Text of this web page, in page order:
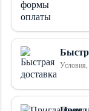
Условия,